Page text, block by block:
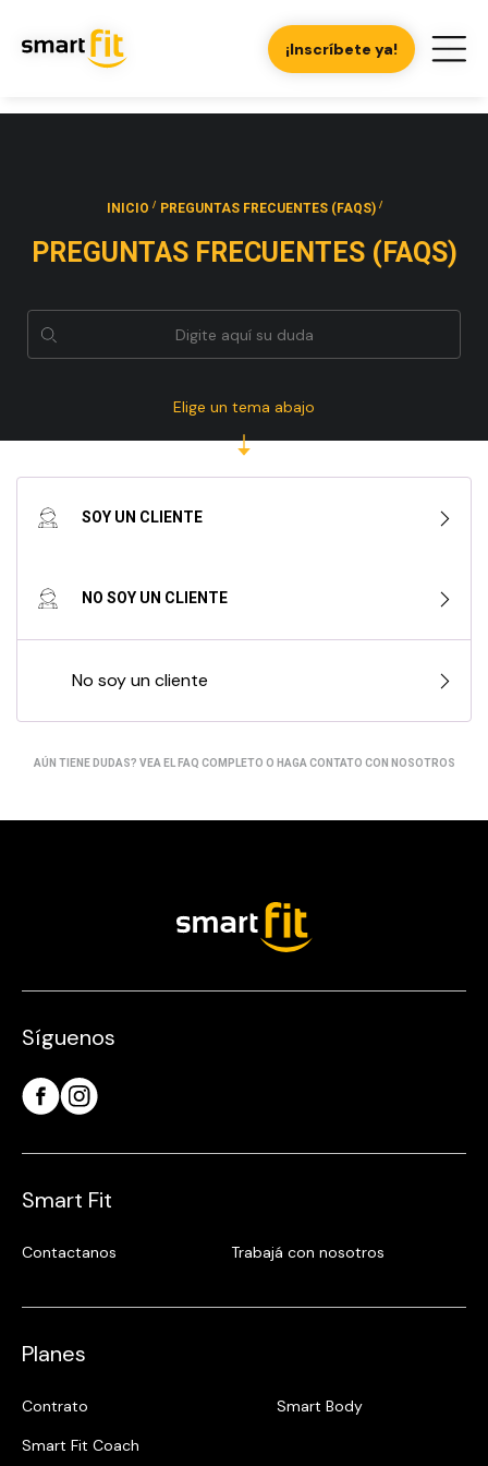
¡Inscríbete ya!
INICIO / PREGUNTAS FRECUENTES (FAQS) /
PREGUNTAS FRECUENTES (FAQS)
Elige un tema abajo
SOY UN CLIENTE
Soy un cliente
NO SOY UN CLIENTE
No soy un cliente
AÚN TIENE DUDAS? VEA EL FAQ COMPLETO O HAGA CONTATO CON NOSOTROS
Síguenos
Smart Fit
Contactanos Trabajá con nosotros
Planes
Contrato
Smart Body
Smart Fit Coach